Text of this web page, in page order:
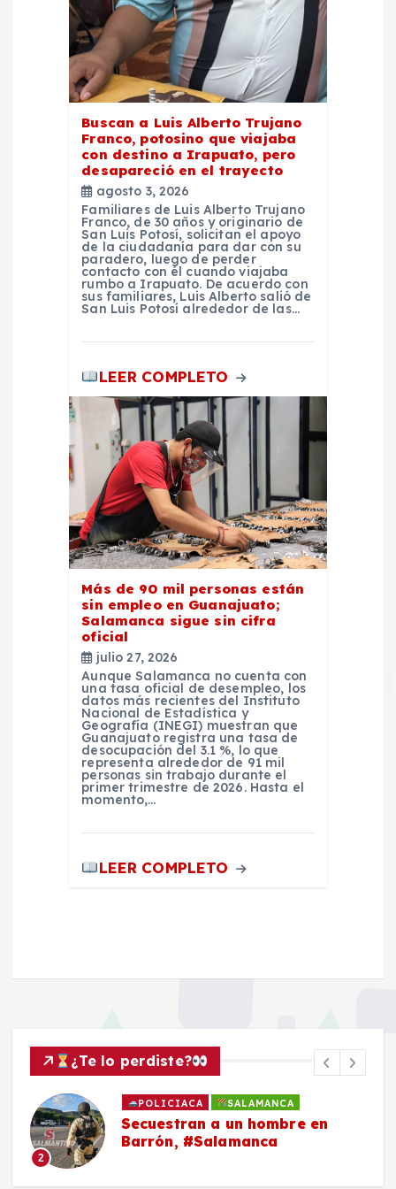
Buscan a Luis Alberto Trujano
Franco, potosino que viajaba
con destino a Irapuato, pero
desapareció en el trayecto
agosto 3, 2026
Familiares de Luis Alberto Trujano
Franco, de 30 años y originario de
San Luis Potosí, solicitan el apoyo
de la ciudadanía para dar con su
paradero, luego de perder
contacto con él cuando viajaba
rumbo a Irapuato. De acuerdo con
sus familiares, Luis Alberto salió de
San Luis Potosí alrededor de las…
LEER COMPLETO
Más de 90 mil personas están
sin empleo en Guanajuato;
Salamanca sigue sin cifra
oficial
julio 27, 2026
Aunque Salamanca no cuenta con
una tasa oficial de desempleo, los
datos más recientes del Instituto
Nacional de Estadística y
Geografía (INEGI) muestran que
Guanajuato registra una tasa de
desocupación del 3.1 %, lo que
representa alrededor de 91 mil
personas sin trabajo durante el
primer trimestre de 2026. Hasta el
momento,…
LEER COMPLETO
¿Te lo perdiste?
2
POLICIACA SALAMANCA
Secuestran a un hombre en
Barrón, #Salamanca